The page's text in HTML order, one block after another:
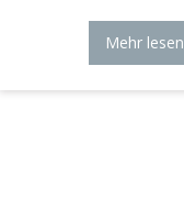
Mehr lesen